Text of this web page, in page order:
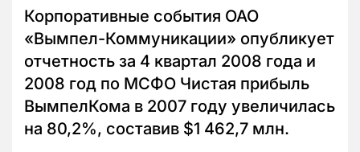
Корпоративные события ОАО
«Вымпел-Коммуникации» опубликует
отчетность за 4 квартал 2008 года и
2008 год по МСФО Чистая прибыль
ВымпелКома в 2007 году увеличилась
на 80,2%, составив $1 462,7 млн.